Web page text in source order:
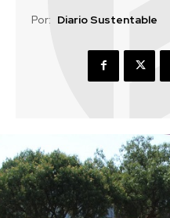
Por: Diario Sustentable